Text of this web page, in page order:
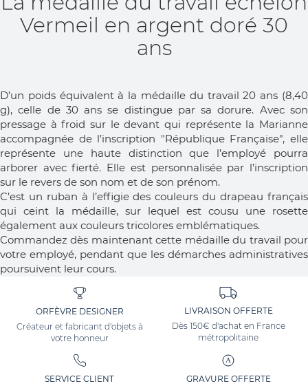
Vermeil en argent doré 30
ans
D’un poids équivalent à la médaille du travail 20 ans (8,40
g), celle de 30 ans se distingue par sa dorure. Avec son
pressage à froid sur le devant qui représente la Marianne
accompagnée de l’inscription "République Française", elle
représente une haute distinction que l’employé pourra
arborer avec fierté. Elle est personnalisée par l’inscription
sur le revers de son nom et de son prénom.
C’est un ruban à l’effigie des couleurs du drapeau français
qui ceint la médaille, sur lequel est cousu une rosette
également aux couleurs tricolores emblématiques.
Commandez dès maintenant cette médaille du travail pour
votre employé, pendant que les démarches administratives
poursuivent leur cours.
ORFÈVRE DESIGNER
Créateur et fabricant d'objets à
votre honneur
LIVRAISON OFFERTE
Dès 150€ d'achat en France
métropolitaine
SERVICE CLIENT
GRAVURE OFFERTE